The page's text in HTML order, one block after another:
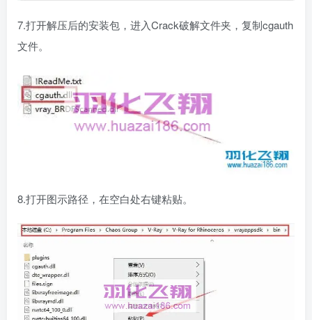
7.打开解压后的安装包，进入Crack破解文件夹，复制cgauth
文件。
8.打开图示路径，在空白处右键粘贴。